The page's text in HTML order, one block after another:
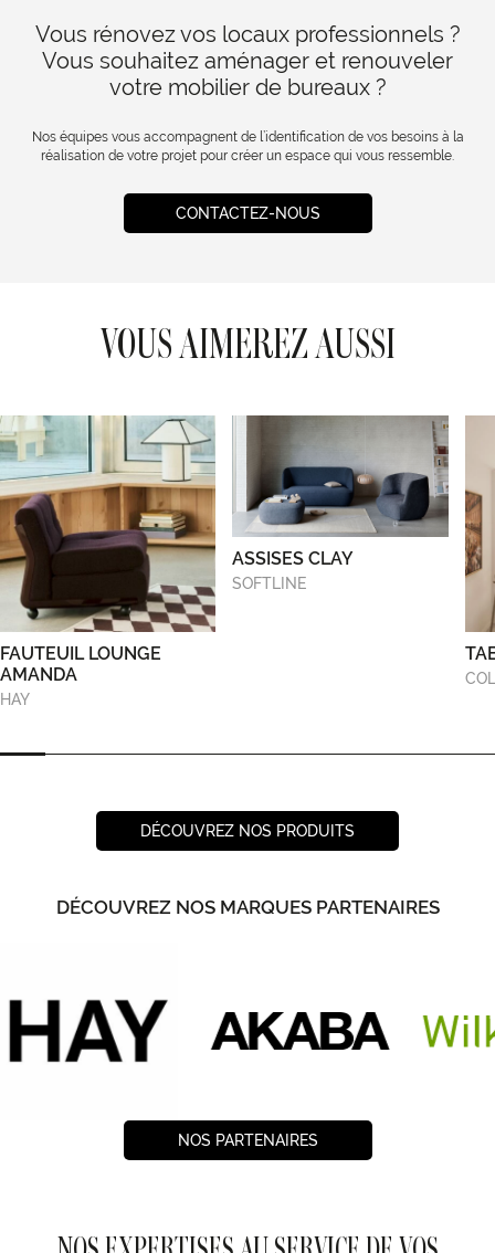
Vous rénovez vos locaux professionnels ?
Vous souhaitez aménager et renouveler
votre mobilier de bureaux ?
Nos équipes vous accompagnent de l’identification de vos besoins à la
réalisation de votre projet pour créer un espace qui vous ressemble.
CONTACTEZ-NOUS
VOUS AIMEREZ AUSSI
FAUTEUIL LOUNGE
AMANDA
HAY
ASSISES CLAY
SOFTLINE
DÉCOUVREZ NOS PRODUITS
DÉCOUVREZ NOS MARQUES PARTENAIRES
NOS PARTENAIRES